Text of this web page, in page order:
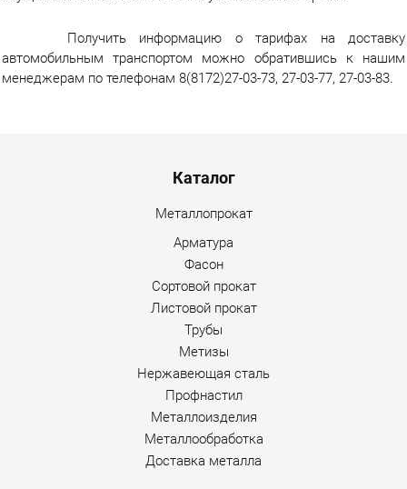
Получить информацию о тарифах на доставку
автомобильным транспортом можно обратившись к нашим
менеджерам по телефонам 8(8172)27-03-73, 27-03-77, 27-03-83.
Каталог
Металлопрокат
Арматура
Фасон
Сортовой прокат
Листовой прокат
Трубы
Метизы
Нержавеющая сталь
Профнастил
Металлоизделия
Металлообработка
Доставка металла